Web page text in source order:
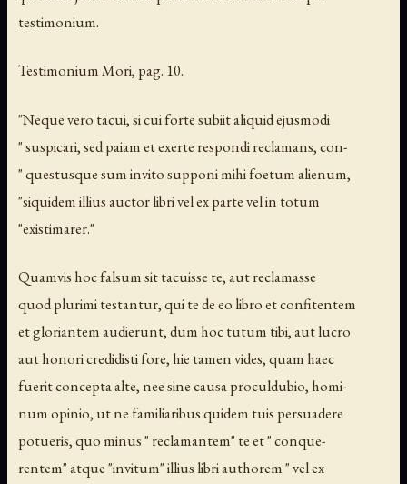
testimonium.
Testimonium Mori, pag. 10.
"Neque vero tacui, si cui forte subiit aliquid ejusmodi
" suspicari, sed paiam et exerte respondi reclamans, con-
" questusque sum invito supponi mihi foetum alienum,
"siquidem illius auctor libri vel ex parte vel in totum
"existimarer."
Quamvis hoc falsum sit tacuisse te, aut reclamasse
quod plurimi testantur, qui te de eo libro et confitentem
et gloriantem audierunt, dum hoc tutum tibi, aut lucro
aut honori credidisti fore, hie tamen vides, quam haec
fuerit concepta alte, nee sine causa proculdubio, homi-
num opinio, ut ne familiaribus quidem tuis persuadere
potueris, quo minus " reclamantem" te et " conque-
rentem" atque "invitum" illius libri authorem " vel ex